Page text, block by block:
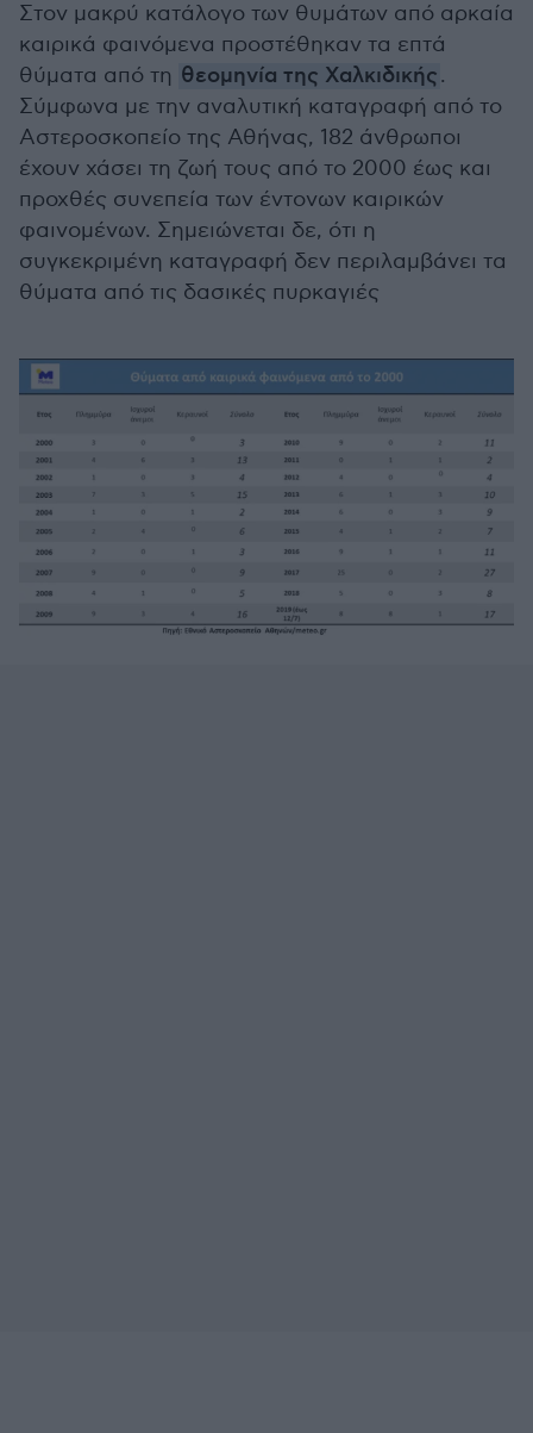
Στον μακρύ κατάλογο των θυμάτων από αρκαία
καιρικά φαινόμενα προστέθηκαν τα επτά
θύματα από τη θεομηνία της Χαλκιδικής.
Σύμφωνα με την αναλυτική καταγραφή από το
Αστεροσκοπείο της Αθήνας, 182 άνθρωποι
έχουν χάσει τη ζωή τους από το 2000 έως και
προχθές συνεπεία των έντονων καιρικών
φαινομένων. Σημειώνεται δε, ότι η
συγκεκριμένη καταγραφή δεν περιλαμβάνει τα
θύματα από τις δασικές πυρκαγιές